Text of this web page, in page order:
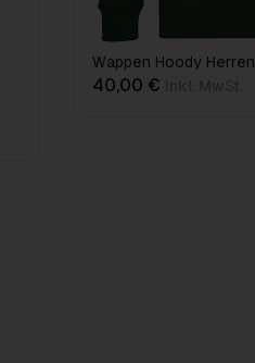
Wappen Hoody Herren
40,00 €